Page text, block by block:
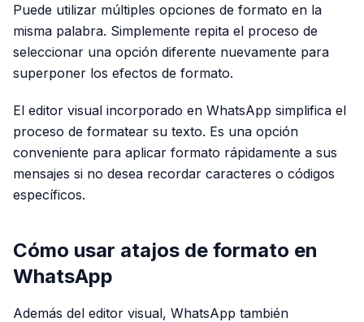
Puede utilizar múltiples opciones de formato en la
misma palabra. Simplemente repita el proceso de
seleccionar una opción diferente nuevamente para
superponer los efectos de formato.
El editor visual incorporado en WhatsApp simplifica el
proceso de formatear su texto. Es una opción
conveniente para aplicar formato rápidamente a sus
mensajes si no desea recordar caracteres o códigos
específicos.
Cómo usar atajos de formato en
WhatsApp
Además del editor visual, WhatsApp también